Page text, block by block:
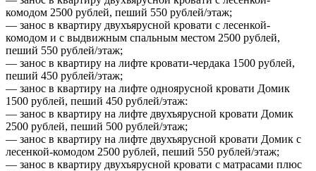
комодом 2500 рублей, пеший 550 рублей/этаж;
— занос в квартиру двухъярусной кровати с лесенкой-
комодом и с выдвижным спальным местом 2500 рублей,
пеший 550 рублей/этаж;
— занос в квартиру на лифте кровати-чердака 1500 рублей,
пеший 450 рублей/этаж;
— занос в квартиру на лифте одноярусной кровати Домик
1500 рублей, пеший 450 рублей/этаж:
— занос в квартиру на лифте двухъярусной кровати Домик
2500 рублей, пеший 500 рублей/этаж;
— занос в квартиру на лифте двухъярусной кровати Домик с
лесенкой-комодом 2500 рублей, пеший 550 рублей/этаж;
— занос в квартиру двухъярусной кровати с матрасами плюс